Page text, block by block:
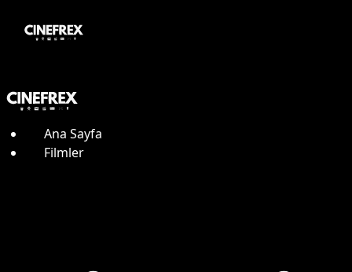
Ana Sayfa
Filmler